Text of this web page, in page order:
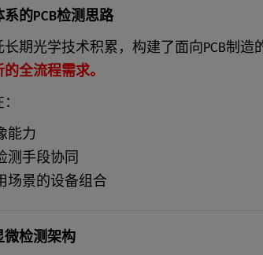
的PCB检测思路
长期光学技术积累，构建了面向PCB制
全流程需求。
能力
测手段协同
场景的设备组合
微检测架构